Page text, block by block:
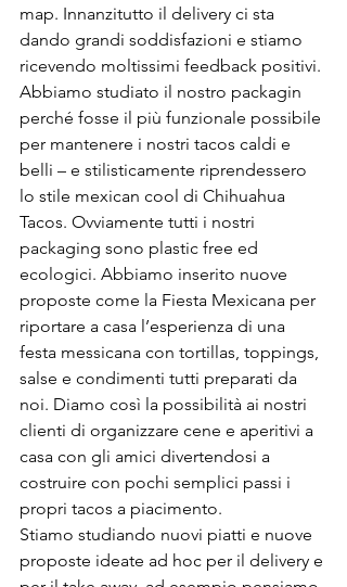
map. Innanzitutto il delivery ci sta
dando grandi soddisfazioni e stiamo
ricevendo moltissimi feedback positivi.
Abbiamo studiato il nostro packagin
perché fosse il più funzionale possibile
per mantenere i nostri tacos caldi e
belli – e stilisticamente riprendessero
lo stile mexican cool di Chihuahua
Tacos. Ovviamente tutti i nostri
packaging sono plastic free ed
ecologici. Abbiamo inserito nuove
proposte come la Fiesta Mexicana per
riportare a casa l’esperienza di una
festa messicana con tortillas, toppings,
salse e condimenti tutti preparati da
noi. Diamo così la possibilità ai nostri
clienti di organizzare cene e aperitivi a
casa con gli amici divertendosi a
costruire con pochi semplici passi i
propri tacos a piacimento.
Stiamo studiando nuovi piatti e nuove
proposte ideate ad hoc per il delivery e